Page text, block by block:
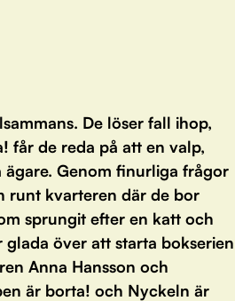
De löser fall ihop,
får de reda på att en valp,
Genom finurliga frågor
runt kvarteren där de bor
sprungit efter en katt och
över att starta bokserien
Anna Hansson och
är borta! och Nyckeln är